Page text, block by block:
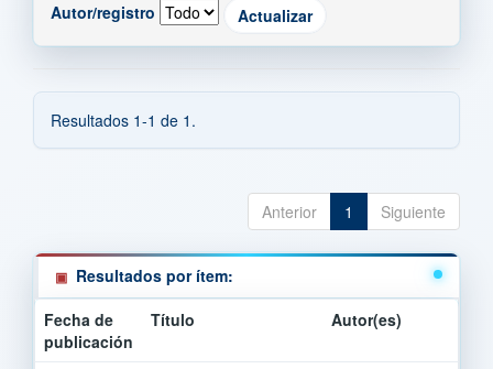
Autor/registro
Resultados 1-1 de 1.
Anterior 1 Siguiente
Resultados por ítem:
Fecha de
publicación
Título Autor(es)